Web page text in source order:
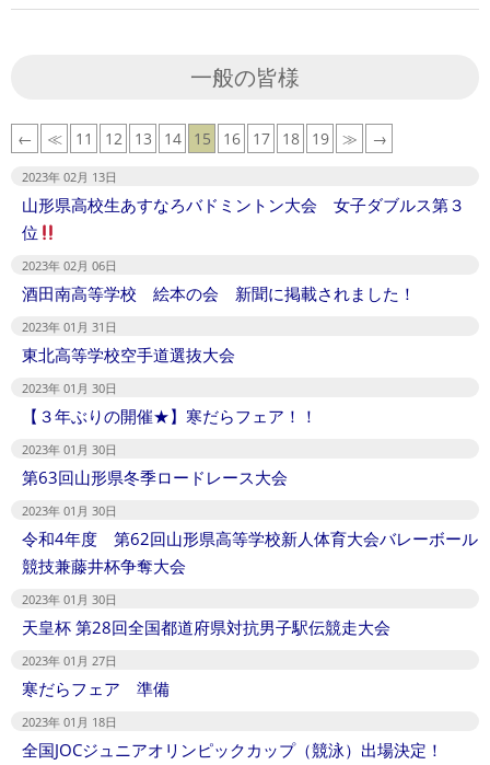
一般の皆様
← ≪ 11 12 13 14 15 16 17 18 19 ≫ →
2023年 02月 13日
山形県高校生あすなろバドミントン大会 女子ダブルス第３
位
2023年 02月 06日
酒田南高等学校 絵本の会 新聞に掲載されました！
2023年 01月 31日
東北高等学校空手道選抜大会
2023年 01月 30日
【３年ぶりの開催★】寒だらフェア！！
2023年 01月 30日
第63回山形県冬季ロードレース大会
2023年 01月 30日
令和4年度 第62回山形県高等学校新人体育大会バレーボール
競技兼藤井杯争奪大会
2023年 01月 30日
天皇杯 第28回全国都道府県対抗男子駅伝競走大会
2023年 01月 27日
寒だらフェア 準備
2023年 01月 18日
全国JOCジュニアオリンピックカップ（競泳）出場決定！